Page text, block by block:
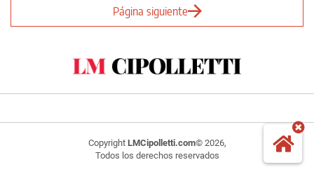
Página siguiente
Copyright LMCipolletti.com© 2026,
Todos los derechos reservados